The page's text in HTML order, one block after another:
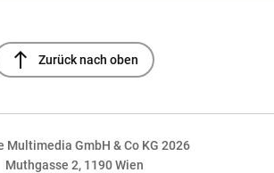
north Zurück nach oben
Multimedia GmbH & Co KG 2026
Muthgasse 2, 1190 Wien